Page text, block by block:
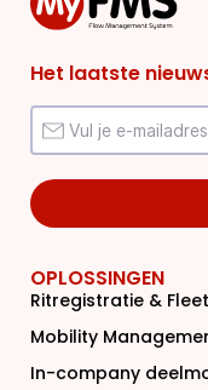
Het laatste
OPLOSSINGEN
Ritregistratie &
Mobility
In-company